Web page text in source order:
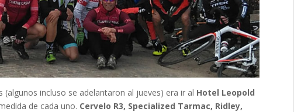
incluso se adelantaron al jueves) era ir al Hotel Leopold
de cada uno. Cervelo R3, Specialized Tarmac, Ridley,